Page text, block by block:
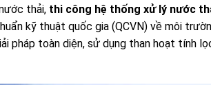
thải, thi công hệ thống xử lý nước
kỹ thuật quốc gia (QCVN) về môi
pháp toàn diện, sử dụng than hoạt tính